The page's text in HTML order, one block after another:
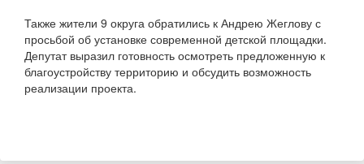
Также жители 9 округа обратились к Андрею Жеглову с
просьбой об установке современной детской площадки.
Депутат выразил готовность осмотреть предложенную к
благоустройству территорию и обсудить возможность
реализации проекта.